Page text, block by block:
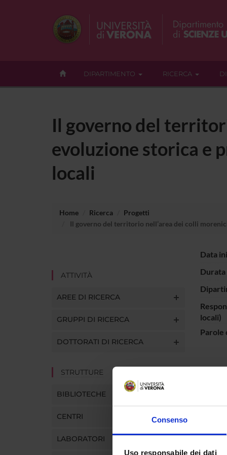
Consenso
Uso responsabile dei dati
DIPARTIMENTO RICERCA
Il governo del
evoluzione storica e
locali
Home Ricerca
Progetti
Il governo del territorio nell’area dei colli
ATTIVITÀ
AREE DI RICERCA
GRUPPI DI RICERCA
DOTTORATI DI RICERCA
STRUTTURE
BIBLIOTECHE
CENTRI
LABORATORI
Data
Durata
locali)
Parole